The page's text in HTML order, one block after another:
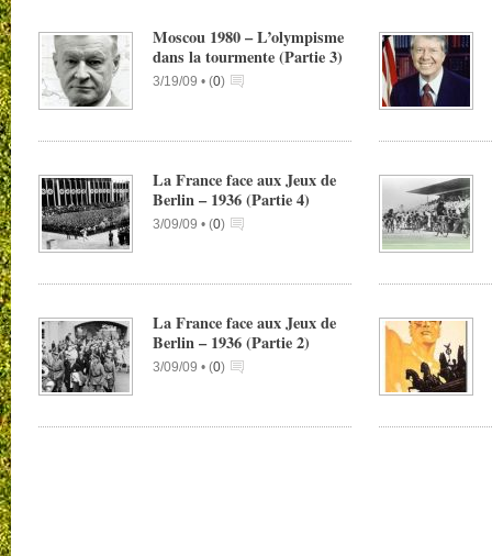
Moscou 1980 – L’olympisme
dans la tourmente (Partie 3)
3/19/09 • (0)
La France face aux Jeux de
Berlin – 1936 (Partie 4)
3/09/09 • (0)
La France face aux Jeux de
Berlin – 1936 (Partie 2)
3/09/09 • (0)